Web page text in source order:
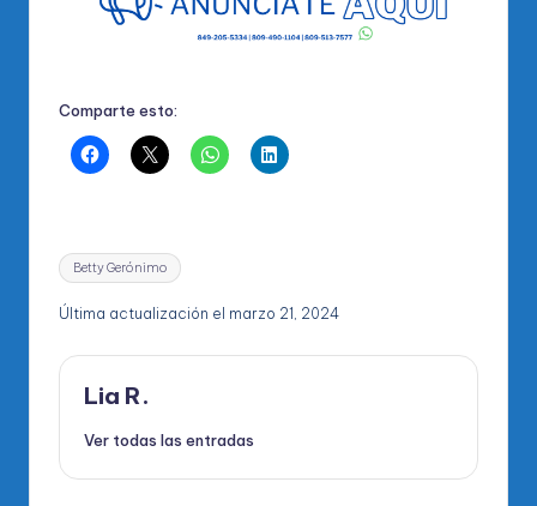
Comparte esto:
Etiquetas:
Betty Gerónimo
Última actualización el marzo 21, 2024
Lia R.
Ver todas las entradas